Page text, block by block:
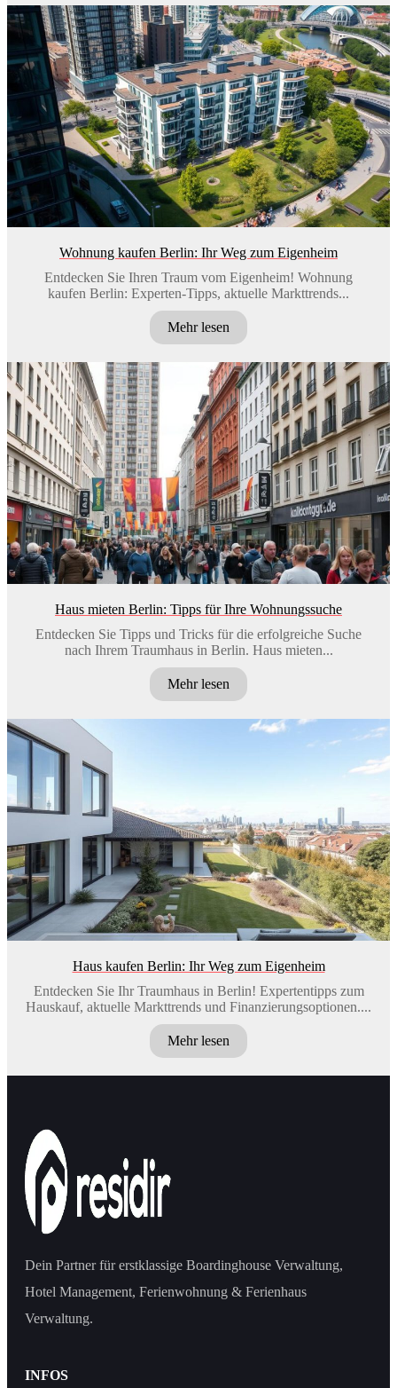
Wohnung kaufen Berlin: Ihr Weg zum Eigenheim
Entdecken Sie Ihren Traum vom Eigenheim! Wohnung
kaufen Berlin: Experten-Tipps, aktuelle Markttrends...
Mehr lesen
Haus mieten Berlin: Tipps für Ihre Wohnungssuche
Entdecken Sie Tipps und Tricks für die erfolgreiche Suche
nach Ihrem Traumhaus in Berlin. Haus mieten...
Mehr lesen
Haus kaufen Berlin: Ihr Weg zum Eigenheim
Entdecken Sie Ihr Traumhaus in Berlin! Expertentipps zum
Hauskauf, aktuelle Markttrends und Finanzierungsoptionen....
Mehr lesen
Dein Partner für erstklassige Boardinghouse Verwaltung,
Hotel Management, Ferienwohnung & Ferienhaus
Verwaltung.
INFOS